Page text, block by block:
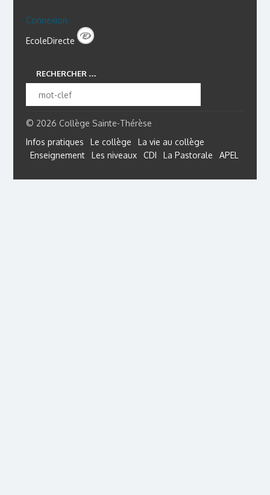
Connexion
EcoleDirecte
RECHERCHER …
© 2026 Collège Sainte-Thérèse
Infos pratiques
Le collège
La vie au collège
Enseignement
Les niveaux CDI La Pastorale APEL